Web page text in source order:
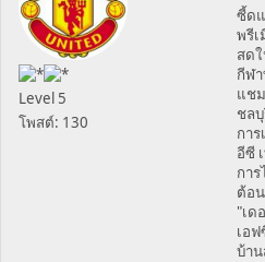
Level 5
โพสต์: 130
ซี้ด
พรีเ
สด
กีฬ
แช
ชล
กา
อีซี
กา
ต้อ
"เด
เอ
บ้า